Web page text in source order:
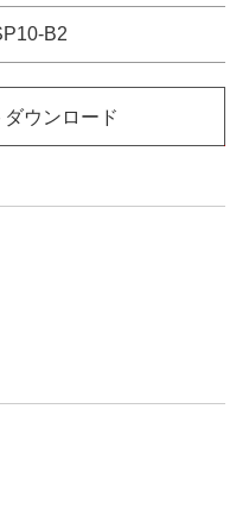
B2
ウンロード